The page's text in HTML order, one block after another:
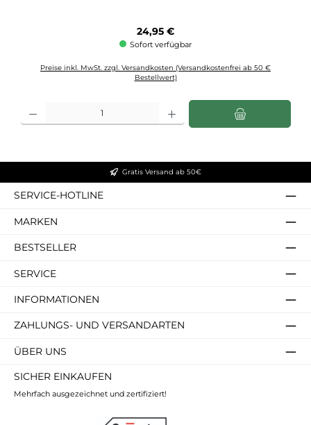
Regulärer Preis:
24,95 €
Sofort verfügbar
Preise inkl. MwSt. zzgl. Versandkosten (Versandkostenfrei ab 50 €
Bestellwert)
Produkt Anzahl: Gib den gewünschten Wert ein oder benutze die Schaltflächen
Gratis Versand ab 50€
SERVICE-HOTLINE
MARKEN
BESTSELLER
SERVICE
INFORMATIONEN
ZAHLUNGS- UND VERSANDARTEN
ÜBER UNS
SICHER EINKAUFEN
Mehrfach ausgezeichnet und zertifiziert!